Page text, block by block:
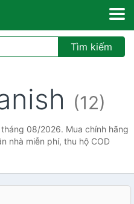
Tìm kiếm
(12)
08/2026. Mua chính hãng
nhà miễn phí, thu hộ COD